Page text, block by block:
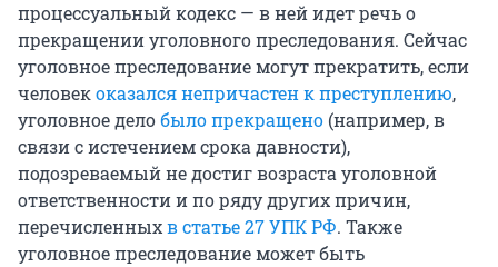
процессуальный кодекс — в ней идет речь о
прекращении уголовного преследования. Сейчас
уголовное преследование могут прекратить, если
человекоказался непричастен к преступлению,
уголовное делобыло прекращено (например, в
связи с истечением срока давности),
подозреваемый не достиг возраста уголовной
ответственности и по ряду других причин,
перечисленныхв статье 27 УПК РФ. Также
уголовное преследование может быть